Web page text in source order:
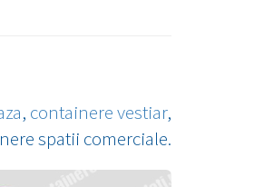
, containere vestiar,
spatii comerciale.